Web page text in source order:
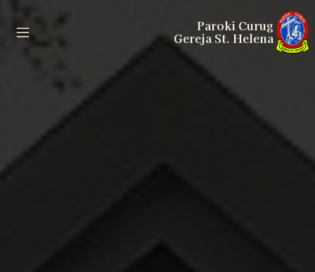
Paroki Curug
Gereja St. Helena